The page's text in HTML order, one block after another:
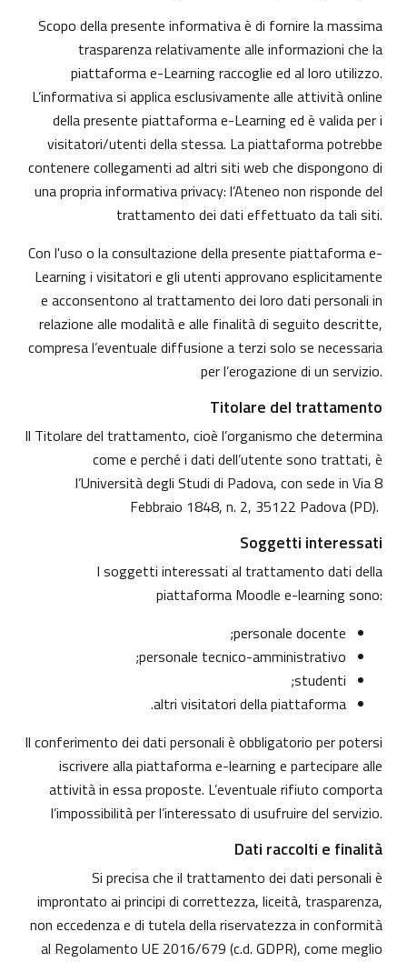
Scopo della presente informativa è di fornire la massima
trasparenza relativamente alle informazioni che la
piattaforma e-Learning raccoglie ed al loro utilizzo.
L’informativa si applica esclusivamente alle attività online
della presente piattaforma e-Learning ed è valida per i
visitatori/utenti della stessa. La piattaforma potrebbe
contenere collegamenti ad altri siti web che dispongono di
una propria informativa privacy: l’Ateneo non risponde del
trattamento dei dati effettuato da tali siti.
Con l'uso o la consultazione della presente piattaforma e-
Learning i visitatori e gli utenti approvano esplicitamente
e acconsentono al trattamento dei loro dati personali in
relazione alle modalità e alle finalità di seguito descritte,
compresa l’eventuale diffusione a terzi solo se necessaria
per l’erogazione di un servizio.
Titolare del trattamento
Il Titolare del trattamento, cioè l’organismo che determina
come e perché i dati dell’utente sono trattati, è
l’Università degli Studi di Padova, con sede in Via 8
Febbraio 1848, n. 2, 35122 Padova (PD).
Soggetti interessati
I soggetti interessati al trattamento dati della
piattaforma Moodle e-learning sono:
personale docente;
personale tecnico-amministrativo;
studenti;
altri visitatori della piattaforma.
Il conferimento dei dati personali è obbligatorio per potersi
iscrivere alla piattaforma e-learning e partecipare alle
attività in essa proposte. L’eventuale rifiuto comporta
l’impossibilità per l’interessato di usufruire del servizio.
Dati raccolti e finalità
Si precisa che il trattamento dei dati personali è
improntato ai principi di correttezza, liceità, trasparenza,
non eccedenza e di tutela della riservatezza in conformità
al Regolamento UE 2016/679 (c.d. GDPR), come meglio